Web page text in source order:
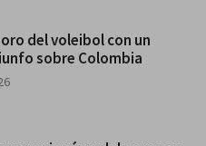
del voleibol con un
sobre Colombia